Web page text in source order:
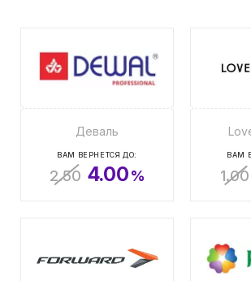
Деваль
ВАМ ВЕРНЕТСЯ ДО:
2.50 4.00%
ВАМ
1.00